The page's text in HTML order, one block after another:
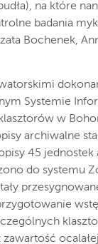
na które
badania
Bochenek,
Systemie
w
archiwalne
45 jednostek
do systemu